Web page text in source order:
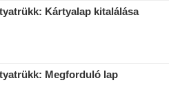
Kártyalap kitalálása
Megforduló lap